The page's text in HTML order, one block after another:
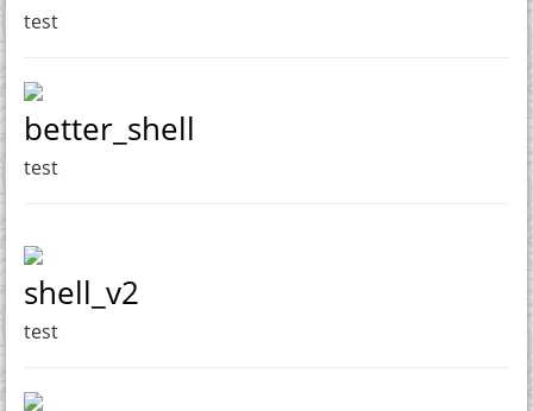
test
better_shell
test
shell_v2
test